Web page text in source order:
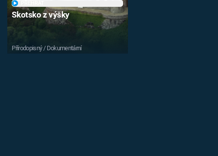
Skotsko z výšky
Přírodopisný / Dokumentární